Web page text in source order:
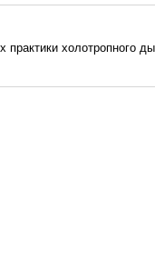
холотропного